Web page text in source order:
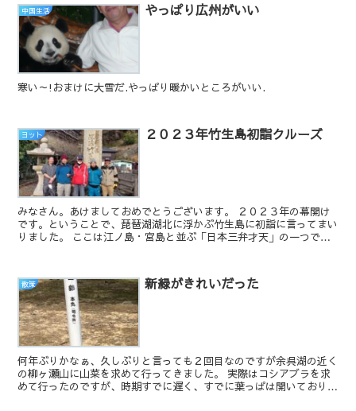
中国生活 やっぱり広州がいい
寒い～!おまけに大雪だ.やっぱり暖かいところがいい.
ヨット ２０２３年竹生島初詣クルーズ
みなさん。あけましておめでとうございます。 ２０２３年の幕開け
です。ということで、琵琶湖湖北に浮かぶ竹生島に初詣に言ってまい
りました。 ここは江ノ島・宮島と並ぶ「日本三弁才天」の一つで
散策 新緑がきれいだった
何年ぶりかなぁ、久しぶりと言っても２回目なのですが余呉湖の近く
の柳ヶ瀬山に山菜を求めて行ってきました。 実際はコシアブラを求
めて行ったのですが、時期すでに遅く、すでに葉っぱは開いており採